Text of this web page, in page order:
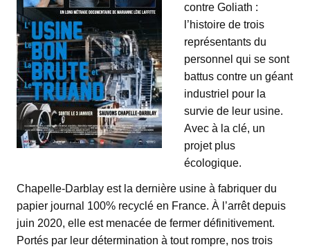
contre Goliath :
l’histoire de trois
représentants du
personnel qui se sont
battus contre un géant
industriel pour la
survie de leur usine.
Avec à la clé, un
projet plus
écologique.
Chapelle-Darblay est la dernière usine à fabriquer du
papier journal 100% recyclé en France. À l’arrêt depuis
juin 2020, elle est menacée de fermer définitivement.
Portés par leur détermination à tout rompre, nos trois